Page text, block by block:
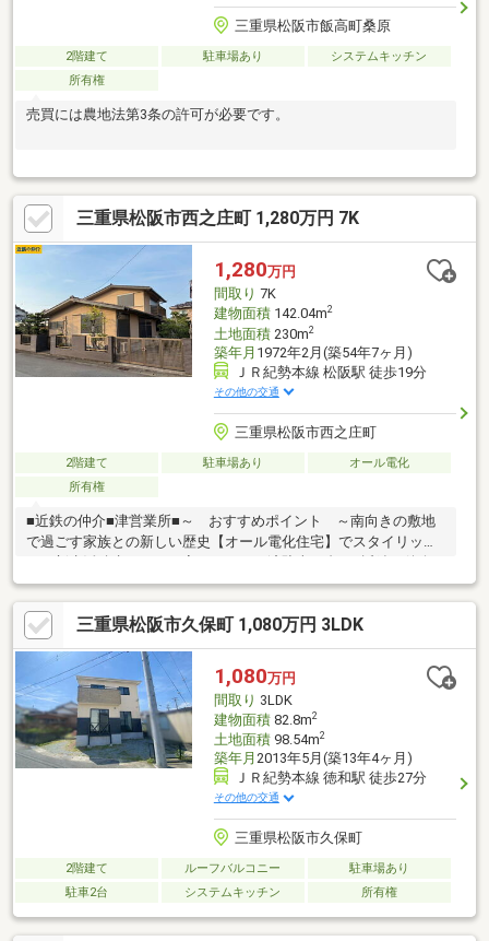
三重県松阪市飯高町桑原
2階建て 駐車場あり
システムキッチン
所有権
売買には農地法第3条の許可が必要です。
三重県松阪市西之庄町 1,280万円 7K
1,280万円
間取り 7K
建物面積142.04m2
土地面積230m2
築年月 1972年2月(築54年7ヶ月)
ＪＲ紀勢本線 松阪駅 徒歩19分
その他の交通
三重県松阪市西之庄町
2階建て 駐車場あり
オール電化
所有権
■近鉄の仲介■津営業所■～ おすすめポイント ～南向きの敷地
で過ごす家族との新しい歴史【オール電化住宅】でスタイリッシ
津営業所■南向きの陽だまりが家族の時間をやさしく包む、積水
ハウスのリフォーム済み邸宅。オール電化で暮らしは洗練され、
日々が心地よい新しい習慣に変わる。駐車1台、徒歩圏にドラッグ
ストアや内科・歯科が揃い安心の生活導線。子どもと紡ぐ未来の
記憶を、この家で始める。
三重県松阪市久保町 1,080万円 3LDK
1,080万円
間取り 3LDK
建物面積82.8m2
土地面積98.54m2
築年月 2013年5月(築13年4ヶ月)
ＪＲ紀勢本線 徳和駅 徒歩27分
その他の交通
三重県松阪市久保町
2階建て ルーフバルコニー
駐車場あり
駐車2台
システムキッチン 所有権